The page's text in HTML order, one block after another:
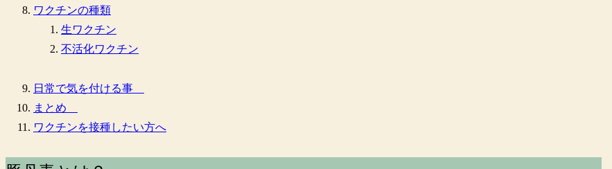
ワクチンの種類
生ワクチン
不活化ワクチン
日常で気を付ける事
まとめ
ワクチンを接種したい方へ